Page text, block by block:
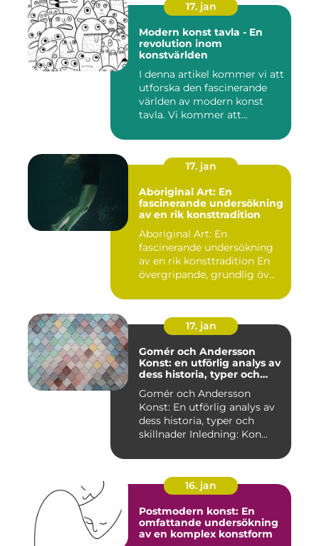
17. jan
Modern konst tavla - En
revolution inom
konstvärlden
I denna artikel kommer vi att
utforska den fascinerande
världen av modern konst
tavla. Vi kommer att...
17. jan
Aboriginal Art: En
fascinerande undersökning
av en rik konsttradition
Aboriginal Art: En
fascinerande undersökning
av en rik konsttradition En
övergripande, grundlig öv...
17. jan
Gomér och Andersson
Konst: en utförlig analys av
dess historia, typer och
Gomér och Andersson
Konst: En utförlig analys av
dess historia, typer och
skillnader Inledning: Kon...
16. jan
Postmodern konst: En
omfattande undersökning
av en komplex konstform